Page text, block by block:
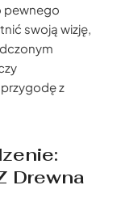
pewnego
swoją wizję,
z
Drewna